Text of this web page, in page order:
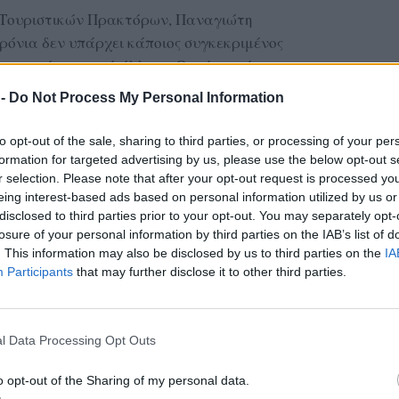
Do Not Process My Personal Information
opt-out of the sale, sharing to third parties, or processing of your
for targeted advertising by us, please use the below opt-out
selection. Please note that after your opt-out request is processed
interest-based ads based on personal information utilized by us
to third parties prior to your opt-out. You may separately
of your personal information by third parties on the IAB’s list of
This information may also be disclosed by us to third parties on the
Participants that may further disclose it to other third parties.
Data Processing Opt Outs
opt-out of the Sharing of my personal data.
Πρακτόρων, Παναγιώτη
δεν υπάρχει κάποιος συγκεκριμένος
από άλλους. Ωστόσο, φέτος, στο
νησιού έχει προστεθεί έντονα το
πόλεις να παραμένουν πόλος έλξης.
κοντινούς προορισμούς στο Βόρειο
και η Σάμος. Βέβαια, δεν λείπουν και
να πρωταγωνιστεί.
ΔΙΑΦΗΜΙΣΗ